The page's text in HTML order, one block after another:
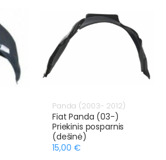
Panda (2003- 2012)
Fiat Panda (03-)
Priekinis posparnis
(dešinė)
15,00 €